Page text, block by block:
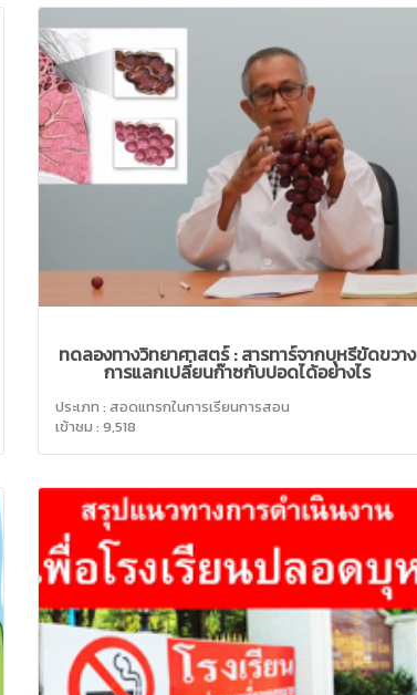
ทดลองทางวิทยาศาสตร์ : สารทาร์จากบุหรี่ขัดขวาง
การแลกเปลี่ยนก๊าซกับปอดได้อย่างไร
ประเภท : สอดแทรกในการเรียนการสอน
เข้าชม : 9,518